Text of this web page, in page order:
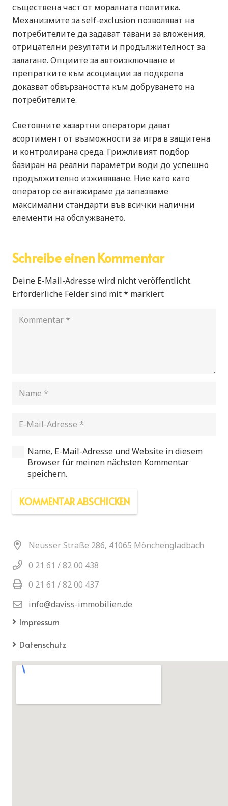
съществена част от моралната политика.
Механизмите за self-exclusion позволяват на
потребителите да задават тавани за вложения,
отрицателни резултати и продължителност за
залагане. Опциите за автоизключване и
препратките към асоциации за подкрепа
доказват обвързаността към добруването на
потребителите.
Световните хазартни оператори дават
асортимент от възможности за игра в защитена
и контролирана среда. Грижливият подбор
базиран на реални параметри води до успешно
продължително изживяване. Ние като като
оператор се ангажираме да запазваме
максимални стандарти във всички налични
елементи на обслужването.
Schreibe einen Kommentar
Deine E-Mail-Adresse wird nicht veröffentlicht.
Erforderliche Felder sind mit* markiert
Name, E-Mail-Adresse und Website in diesem
Browser für meinen nächsten Kommentar
speichern.
KOMMENTAR ABSCHICKEN
Neusser Straße 286, 41065 Mönchengladbach
0 21 61 / 82 00 438
0 21 61 / 82 00 437
info@daviss-immobilien.de
Impressum
Datenschutz